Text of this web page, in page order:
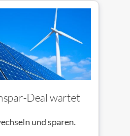
Deal wartet
und sparen.